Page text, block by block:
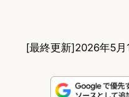
[最終更新]2026年5